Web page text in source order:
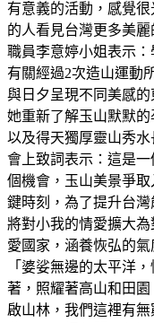
有意義的活動，感覺
的人看見台灣更多美
職員李意婷小姐表示
有關經過2次造山運動
與日夕呈現不同美感
她重新了解玉山默默
以及得天獨厚靈山秀
會上致詞表示：這是
個機會，玉山美景爭
鍵時刻，為了提升台
將對小我的情愛擴大
愛國家，涵養恢弘的
「婆娑無邊的太平洋
著，照耀著高山和田
啟山林，我們這裡有